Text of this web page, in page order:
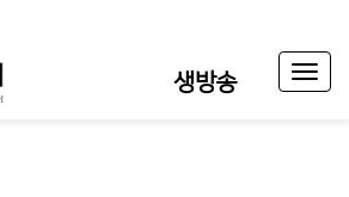
생방송
Toggle